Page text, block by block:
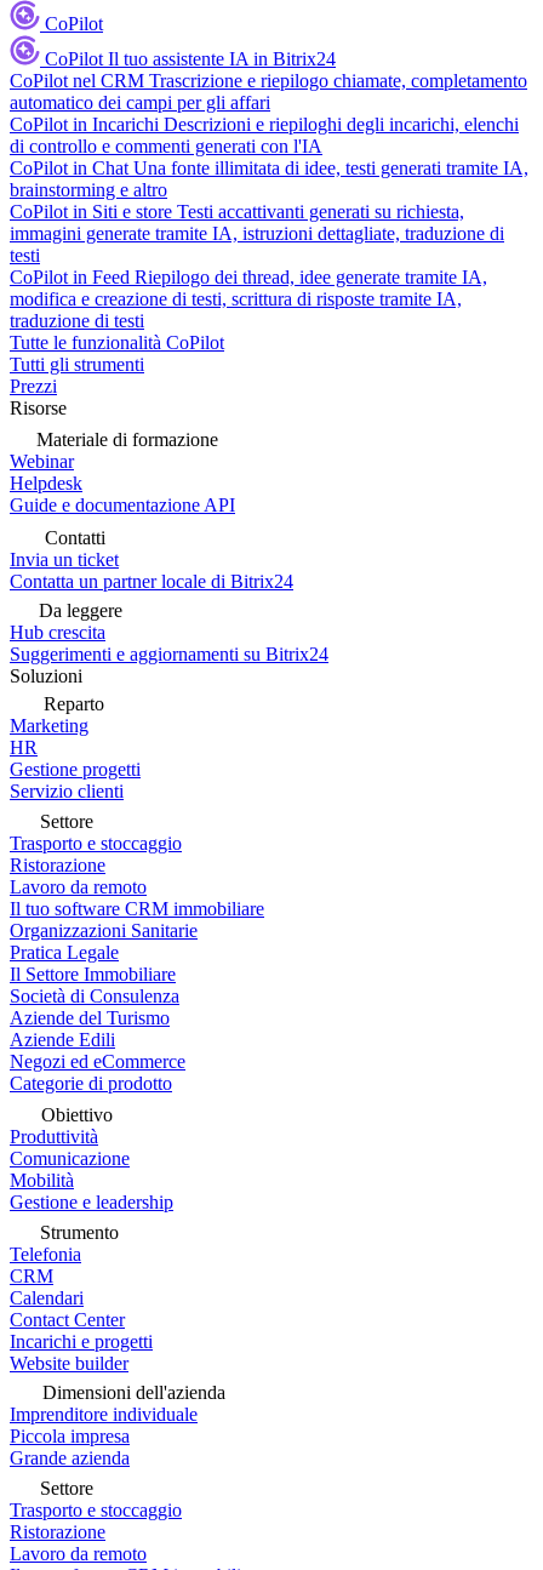
CoPilot
CoPilot Il tuo assistente IA in Bitrix24
CoPilot nel CRM Trascrizione e riepilogo chiamate, completamento
automatico dei campi per gli affari
CoPilot in Incarichi Descrizioni e riepiloghi degli incarichi, elenchi
di controllo e commenti generati con l'IA
CoPilot in Chat Una fonte illimitata di idee, testi generati tramite IA,
brainstorming e altro
CoPilot in Siti e store Testi accattivanti generati su richiesta,
immagini generate tramite IA, istruzioni dettagliate, traduzione di
testi
CoPilot in Feed Riepilogo dei thread, idee generate tramite IA,
modifica e creazione di testi, scrittura di risposte tramite IA,
traduzione di testi
Tutte le funzionalità CoPilot
Tutti gli strumenti
Prezzi
Risorse
Materiale di formazione
Webinar
Helpdesk
Guide e documentazione API
Contatti
Invia un ticket
Contatta un partner locale di Bitrix24
Da leggere
Hub crescita
Suggerimenti e aggiornamenti su Bitrix24
Soluzioni
Reparto
Marketing
HR
Gestione progetti
Servizio clienti
Settore
Trasporto e stoccaggio
Ristorazione
Lavoro da remoto
Il tuo software CRM immobiliare
Organizzazioni Sanitarie
Pratica Legale
Il Settore Immobiliare
Società di Consulenza
Aziende del Turismo
Aziende Edili
Negozi ed eCommerce
Categorie di prodotto
Obiettivo
Produttività
Comunicazione
Mobilità
Gestione e leadership
Strumento
Telefonia
CRM
Calendari
Contact Center
Incarichi e progetti
Website builder
Dimensioni dell'azienda
Imprenditore individuale
Piccola impresa
Grande azienda
Settore
Trasporto e stoccaggio
Ristorazione
Lavoro da remoto